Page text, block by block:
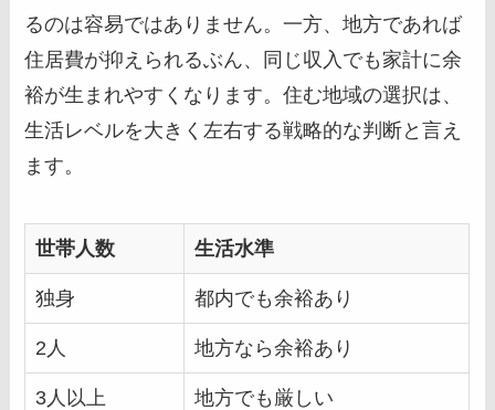
るのは容易ではありません。一方、地方であれば
住居費が抑えられるぶん、同じ収入でも家計に余
裕が生まれやすくなります。住む地域の選択は、
生活レベルを大きく左右する戦略的な判断と言え
ます。
世帯人数 生活水準
独身 都内でも余裕あり
2人 地方なら余裕あり
3人以上 地方でも厳しい